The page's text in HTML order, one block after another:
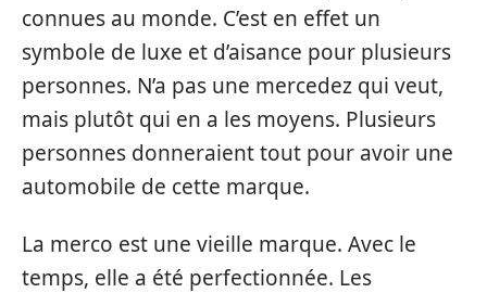
connues au monde. C’est en effet un
symbole de luxe et d’aisance pour plusieurs
personnes. N’a pas une mercedez qui veut,
mais plutôt qui en a les moyens. Plusieurs
personnes donneraient tout pour avoir une
automobile de cette marque.
La merco est une vieille marque. Avec le
temps, elle a été perfectionnée. Les